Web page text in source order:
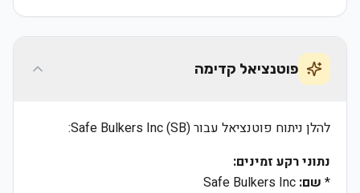
פוטנציאל קדימה
להלן ניתוח פוטנציאל עבור Safe Bulkers Inc (SB):
נתוני רקע זמינים:
* שם: